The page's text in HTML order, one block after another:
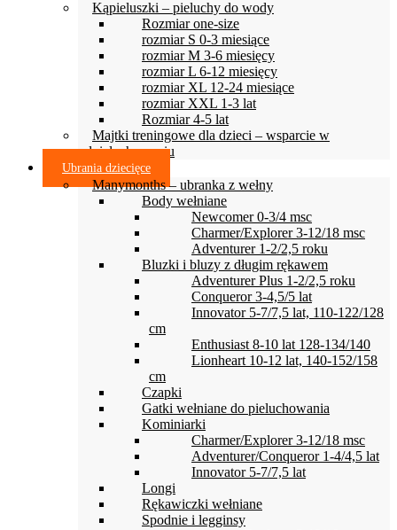
Kąpieluszki – pieluchy do wody
Rozmiar one-size
rozmiar S 0-3 miesiące
rozmiar M 3-6 miesięcy
rozmiar L 6-12 miesięcy
rozmiar XL 12-24 miesiące
rozmiar XXL 1-3 lat
Rozmiar 4-5 lat
Majtki treningowe dla dzieci – wsparcie w
odpieluchowaniu
Ubrania dziecięce
Manymonths – ubranka z wełny
Body wełniane
Newcomer 0-3/4 msc
Charmer/Explorer 3-12/18 msc
Adventurer 1-2/2,5 roku
Bluzki i bluzy z długim rękawem
Adventurer Plus 1-2/2,5 roku
Conqueror 3-4,5/5 lat
Innovator 5-7/7,5 lat, 110-122/128
cm
Enthusiast 8-10 lat 128-134/140
Lionheart 10-12 lat, 140-152/158
cm
Czapki
Gatki wełniane do pieluchowania
Kominiarki
Charmer/Explorer 3-12/18 msc
Adventurer/Conqueror 1-4/4,5 lat
Innovator 5-7/7,5 lat
Longi
Rękawiczki wełniane
Spodnie i legginsy